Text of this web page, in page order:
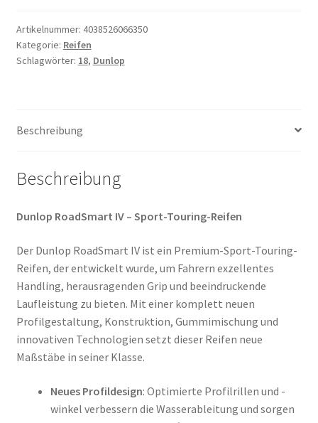
ZR
18
(73W)
Artikelnummer: 4038526066350
Kategorie: Reifen
Schlagwörter: 18, Dunlop
Beschreibung
Beschreibung
Dunlop RoadSmart IV – Sport-Touring-Reifen
Der Dunlop RoadSmart IV ist ein Premium-Sport-Touring-
Reifen, der entwickelt wurde, um Fahrern exzellentes
Handling, herausragenden Grip und beeindruckende
Laufleistung zu bieten. Mit einer komplett neuen
Profilgestaltung, Konstruktion, Gummimischung und
innovativen Technologien setzt dieser Reifen neue
Maßstäbe in seiner Klasse.
Neues Profildesign: Optimierte Profilrillen und -
winkel verbessern die Wasserableitung und sorgen